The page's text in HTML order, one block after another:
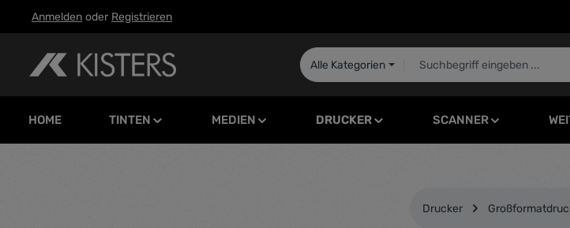
Hauptinhalt springen
Zur Suche springen
Zur Hauptnavigation springen
Anmelden oder Registrieren
Alle Kategorien
HOME TINTEN MEDIEN DRUCKER SCANNER
Drucker